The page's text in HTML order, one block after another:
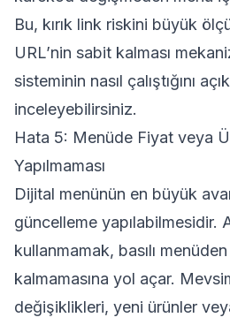
Bu, kırık link riskini büyük
URL’nin sabit kalması
sisteminin nasıl çalıştığını
inceleyebilirsiniz.
Hata 5: Menüde Fiyat veya
Yapılmaması
Dijital menünün en büyük
güncelleme yapılabilmesidir.
kullanmamak, basılı menüden
kalmamasına yol açar.
değişiklikleri, yeni ürünler